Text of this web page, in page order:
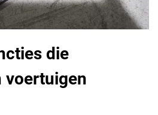
die
voertuigen